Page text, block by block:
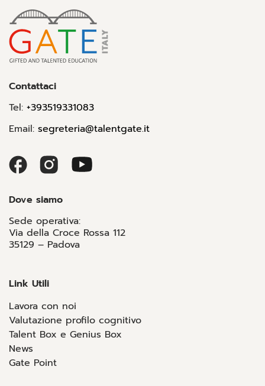
Contattaci
Tel: +393519331083
Email: segreteria@talentgate.it
Dove siamo
Sede operativa:
Via della Croce Rossa 112
35129 – Padova
Link Utili
Lavora con noi
Valutazione profilo cognitivo
Talent Box e Genius Box
News
Gate Point